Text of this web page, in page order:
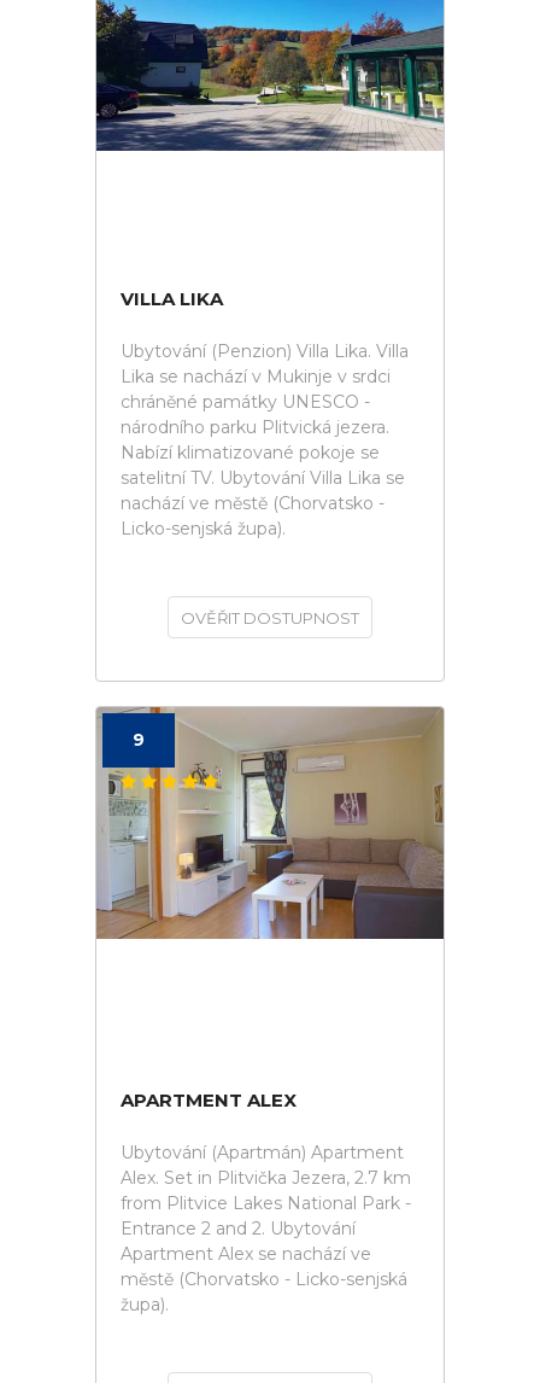
VILLA LIKA
Ubytování (Penzion) Villa Lika. Villa
Lika se nachází v Mukinje v srdci
chráněné památky UNESCO -
národního parku Plitvická jezera.
Nabízí klimatizované pokoje se
satelitní TV. Ubytování Villa Lika se
nachází ve městě (Chorvatsko -
Licko-senjská župa).
OVĚŘIT DOSTUPNOST
9
APARTMENT ALEX
Ubytování (Apartmán) Apartment
Alex. Set in Plitvička Jezera, 2.7 km
from Plitvice Lakes National Park -
Entrance 2 and 2. Ubytování
Apartment Alex se nachází ve
městě (Chorvatsko - Licko-senjská
župa).